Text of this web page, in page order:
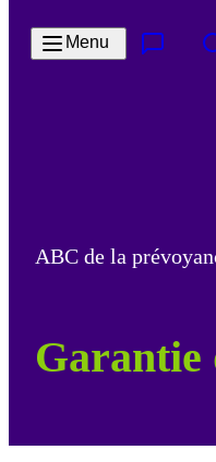
Menu
ABC de la
Garantie